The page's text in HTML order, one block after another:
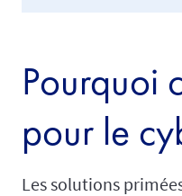
Pourquoi
pour le
Les solutions